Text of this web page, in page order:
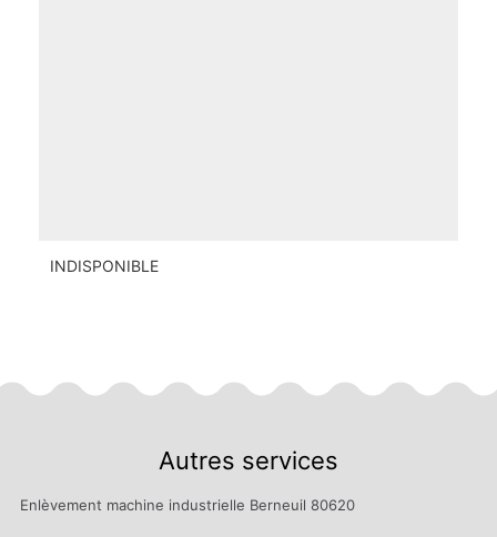
INDISPONIBLE
Autres services
Enlèvement machine industrielle Berneuil 80620